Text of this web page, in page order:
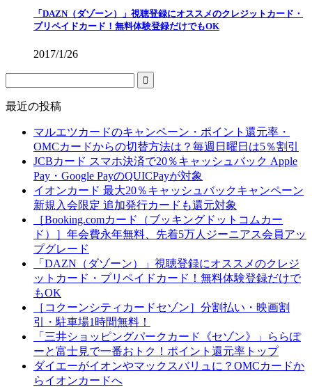
「DAZN（ダゾーン）」視聴登録にオススメのクレジットカード・
プリペイドカード！無料体験登録だけでもOK
2017/1/26
最近の投稿
マルエツカードのキャンペーン・ポイント還元率・
OMCカードからの切替方法は？毎週日曜日は5％割引
JCBカード スマホ決済で20％キャッシュバック Apple
Pay・Google PayのQUICPayが対象
イオンカード 最大20％キャッシュバックキャンペーン
新規入会限定 追加発行カードも還元対象
［Booking.comカード（ブッキングドットコムカー
ド）］年会費永年無料、先着5万人ジーニアス会員アッ
プグレード
「DAZN（ダゾーン）」視聴登録にオススメのクレジ
ットカード・プリペイドカード！無料体験登録だけで
もOK
［コクーンシティカードセゾン］分割払い・映画割
引・駐車場1時間無料！
「三井ショッピングパークカード《セゾン》」ららぽ
ーと富士見で一番おトク！ポイント還元率トップ
ダイエーがイオンやマックスバリュに？OMCカードか
らイオンカードへ